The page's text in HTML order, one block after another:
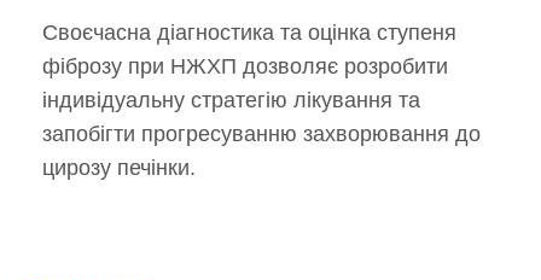
Своєчасна діагностика та оцінка ступеня
фіброзу при НЖХП дозволяє розробити
індивідуальну стратегію лікування та
запобігти прогресуванню захворювання до
цирозу печінки.